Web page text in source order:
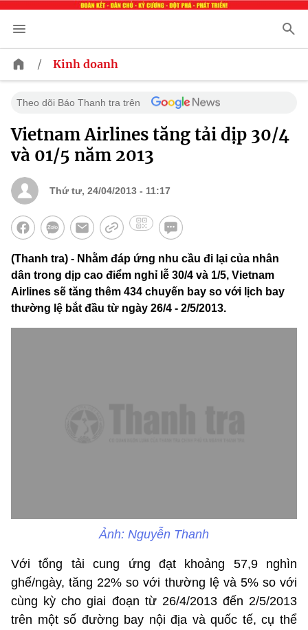
/ Kinh doanh
Theo dõi Báo Thanh tra trên
Vietnam Airlines tăng tải dịp 30/4
và 01/5 năm 2013
Thứ tư, 24/04/2013 - 11:17
(Thanh tra) - Nhằm đáp ứng nhu cầu đi lại của nhân
dân trong dịp cao điểm nghỉ lễ 30/4 và 1/5, Vietnam
Airlines sẽ tăng thêm 434 chuyến bay so với lịch bay
thường lệ bắt đầu từ ngày 26/4 - 2/5/2013.
Ảnh: Nguyễn Thanh
Với tổng tải cung ứng đạt khoảng 57,9 nghìn
ghế/ngày, tăng 22% so với thường lệ và 5% so với
cùng kỳ cho giai đoạn từ 26/4/2013 đến 2/5/2013
trên một số đường bay nội địa và quốc tế, cụ thể